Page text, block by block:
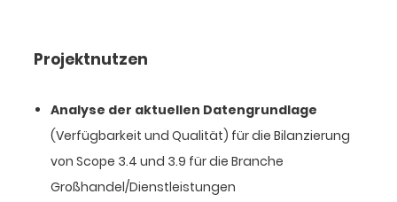
Projektnutzen
Analyse der aktuellen Datengrundlage
(Verfügbarkeit und Qualität) für die Bilanzierung
von Scope 3.4 und 3.9 für die Branche
Großhandel/Dienstleistungen